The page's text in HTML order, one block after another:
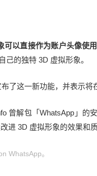
以直接作为账户头像使
的独特 3D 虚拟形象。
了这一新功能，并表示将
曾解包「WhatsApp」的
进 3D 虚拟形象的效果和
WhatsApp。